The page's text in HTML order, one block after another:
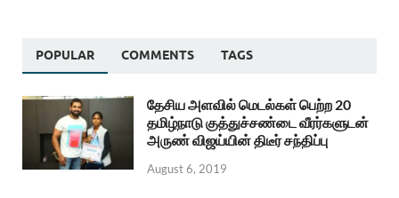
POPULAR COMMENTS TAGS
தேசிய அளவில் மெடல்கள் பெற்ற 20
தமிழ்நாடு குத்துச்சண்டை வீரர்களுடன்
அருண் விஜய்யின் திடீர் சந்திப்பு
August 6, 2019